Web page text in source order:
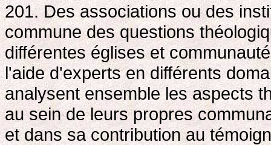
201. Des associations ou des
commune des questions
différentes églises et
l'aide d'experts en différents
analysent ensemble les aspects
au sein de leurs propres
et dans sa contribution au